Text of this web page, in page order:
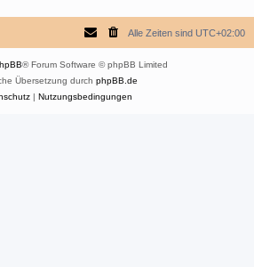
Alle Zeiten sind UTC+02:00
® Forum Software © phpBB Limited
Übersetzung durch phpBB.de
| Nutzungsbedingungen